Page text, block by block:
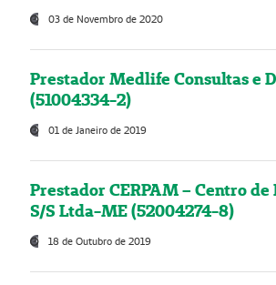
03 de Novembro de 2020
Prestador Medlife Consultas e
(51004334-2)
01 de Janeiro de 2019
Prestador CERPAM – Centro
S/S Ltda-ME (52004274-8)
18 de Outubro de 2019